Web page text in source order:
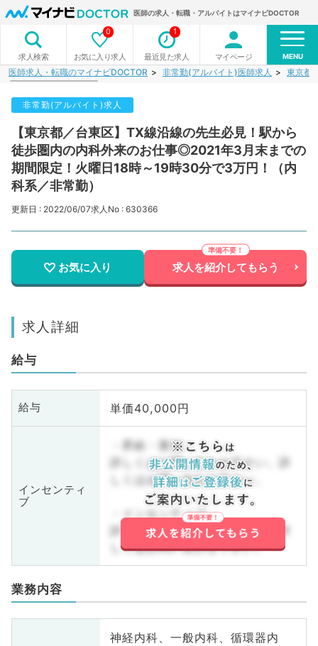
医師の求人・転職・アルバイトはマイナビDOCTOR
求人検索 お気に入り求人
0
最近見た求人
1
マイページ MENU
医師求人・転職のマイナビDOCTOR 非常勤(アルバイト)医師求人 東京都
非常勤(アルバイト)求人
【東京都／台東区】TX線沿線の先生必見！駅から
徒歩圏内の内科外来のお仕事◎2021年3月末までの
期間限定！火曜日18時～19時30分で3万円！（内
科系／非常勤）
更新日 : 2022/06/07求人No : 630366
お気に入り 求人を紹介してもらう
求人詳細
給与
給与 単価40,000円
インセンティ
ブ
・昇給・賞与
詳しくはお問い合わせ下さい。詳
しくはお問い合わせ下さい。
・インセンティブ
詳しくはお問い合わせ下さい。詳
しくはお問い合わせ下さい。
業務内容
神経内科、一般内科、循環器内